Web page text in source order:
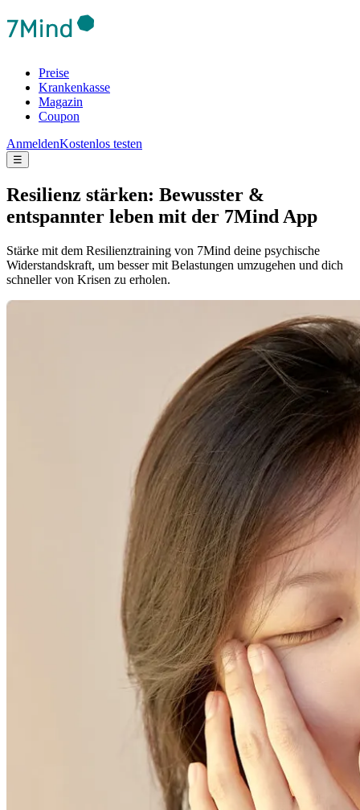
Preise
Krankenkasse
Magazin
Coupon
AnmeldenKostenlos testen
☰
Resilienz stärken: Bewusster &
entspannter leben mit der 7Mind App
Stärke mit dem Resilienztraining von 7Mind deine psychische
Widerstandskraft, um besser mit Belastungen umzugehen und dich
schneller von Krisen zu erholen.